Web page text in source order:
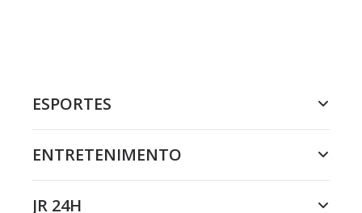
ESPORTES
ENTRETENIMENTO
JR 24H